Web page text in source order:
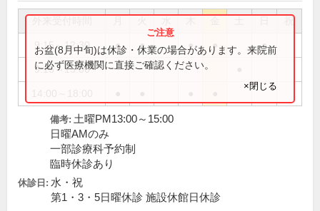
祝
9:15～12:30 ● ● ● ● ●
9:15～15:00
お盆(8月中旬)は休診・休業の場合があります。来院前
に必ず医療機関に直接ご確認ください。
×閉じる
備考: 土曜PM13:00～15:00
日曜AMのみ
一部診療科予約制
臨時休診あり
休診日: 水・祝
第1・3・5日曜休診 施設休館日休診